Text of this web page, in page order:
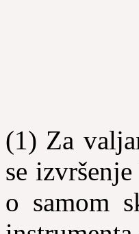
(1) Za
se
o samom